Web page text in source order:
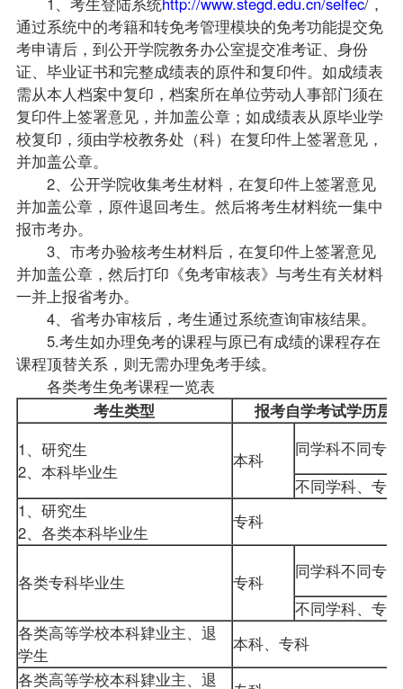
通过系统中的考籍和转免考管理模块的免考功能提交免
考申请后，到公开学院教务办公室提交准考证、身份
证、毕业证书和完整成绩表的原件和复印件。如成绩表
需从本人档案中复印，档案所在单位劳动人事部门须在
复印件上签署意见，并加盖公章；如成绩表从原毕业学
校复印，须由学校教务处（科）在复印件上签署意见，
并加盖公章。
2、公开学院收集考生材料，在复印件上签署意见
并加盖公章，原件退回考生。然后将考生材料统一集中
报市考办。
3、市考办验核考生材料后，在复印件上签署意见
并加盖公章，然后打印《免考审核表》与考生有关材料
一并上报省考办。
4、省考办审核后，考生通过系统查询审核结果。
5.考生如办理免考的课程与原已有成绩的课程存在
课程顶替关系，则无需办理免考手续。
各类考生免考课程一览表
考生类型
报考自学考试学历层
1、研究生
2、本科毕业生
本科
同学科不同专业
不同学科、专业
1、研究生
2、各类本科毕业生
专科
各类专科毕业生 专科
同学科不同专业
不同学科、专业
各类高等学校本科肄业主、退
学生
本科、专科
各类高等学校本科肄业主、退